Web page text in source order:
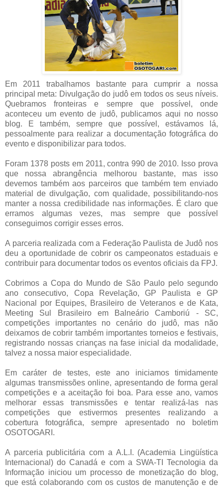
Em 2011 trabalhamos bastante para cumprir a nossa
principal meta: Divulgação do judô em todos os seus níveis.
Quebramos fronteiras e sempre que possível, onde
aconteceu um evento de judô, publicamos aqui no nosso
blog. E também, sempre que possível, estávamos lá,
pessoalmente para realizar a documentação fotográfica do
evento e disponibilizar para todos.
Foram 1378 posts em 2011, contra 990 de 2010. Isso prova
que nossa abrangência melhorou bastante, mas isso
devemos também aos parceiros que também tem enviado
material de divulgação, com qualidade, possibilitando-nos
manter a nossa credibilidade nas informações. É claro que
erramos algumas vezes, mas sempre que possível
conseguimos corrigir esses erros.
A parceria realizada com a Federação Paulista de Judô nos
deu a oportunidade de cobrir os campeonatos estaduais e
contribuir para documentar todos os eventos oficiais da FPJ.
Cobrimos a Copa do Mundo de São Paulo pelo segundo
ano consecutivo, Copa Revelação, GP Paulista e GP
Nacional por Equipes, Brasileiro de Veteranos e de Kata,
Meeting Sul Brasileiro em Balneário Camboriú - SC,
competições importantes no cenário do judô, mas não
deixamos de cobrir também importantes torneios e festivais,
registrando nossas crianças na fase inicial da modalidade,
talvez a nossa maior especialidade.
Em caráter de testes, este ano iniciamos timidamente
algumas transmissões online, apresentando de forma geral
competições e a aceitação foi boa. Para esse ano, vamos
melhorar essas transmissões e tentar realizá-las nas
competições que estivermos presentes realizando a
cobertura fotográfica, sempre apresentado no boletim
OSOTOGARI.
A parceria publicitária com a A.L.I. (Academia Lingüística
Internacional) do Canadá e com a SWA-TI Tecnologia da
Informação iniciou um processo de monetização do blog,
que está colaborando com os custos de manutenção e de